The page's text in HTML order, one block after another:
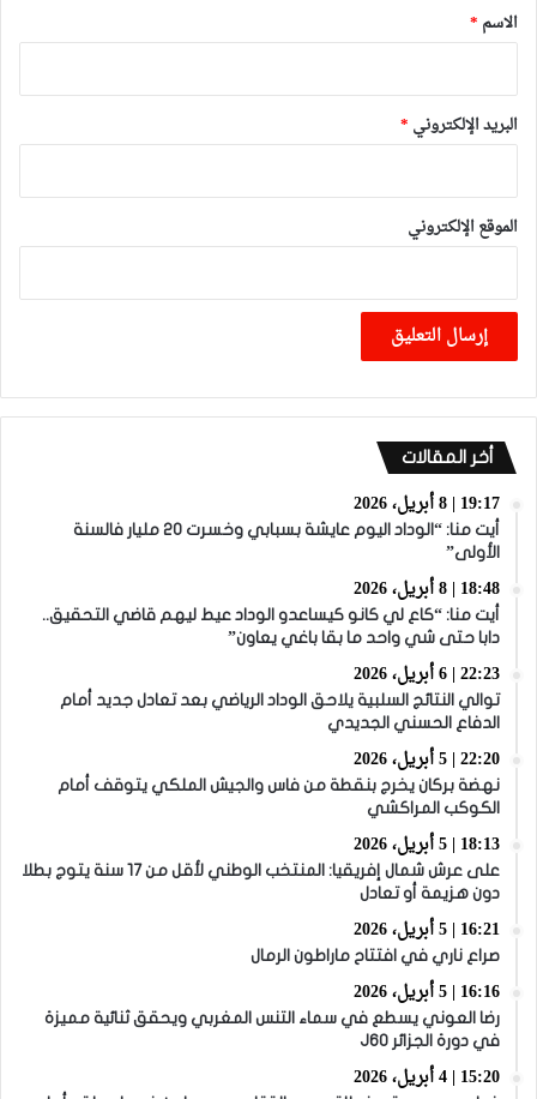
*
الاسم *
البريد الإلكتروني *
الموقع الإلكتروني
أخر المقالات
19:17 | 8 أبريل، 2026
أيت منا: “الوداد اليوم عايشة بسبابي وخسرت 20 مليار فالسنة
الأولى”
18:48 | 8 أبريل، 2026
أيت منا: “كاع لي كانو كيساعدو الوداد عيط ليهم قاضي التحقيق..
دابا حتى شي واحد ما بقا باغي يعاون”
22:23 | 6 أبريل، 2026
توالي النتائج السلبية يلاحق الوداد الرياضي بعد تعادل جديد أمام
الدفاع الحسني الجديدي
22:20 | 5 أبريل، 2026
نهضة بركان يخرج بنقطة من فاس والجيش الملكي يتوقف أمام
الكوكب المراكشي
18:13 | 5 أبريل، 2026
على عرش شمال إفريقيا: المنتخب الوطني لأقل من 17 سنة يتوج بطلا
دون هزيمة أو تعادل
16:21 | 5 أبريل، 2026
صراع ناري في افتتاح ماراطون الرمال
16:16 | 5 أبريل، 2026
رضا العوني يسطع في سماء التنس المغربي ويحقق ثنائية مميزة
في دورة الجزائر J60
15:20 | 4 أبريل، 2026